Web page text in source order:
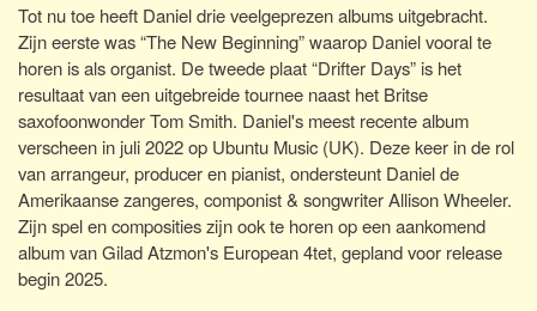
Tot nu toe heeft Daniel drie veelgeprezen albums uitgebracht.
Zijn eerste was “The New Beginning” waarop Daniel vooral te
horen is als organist. De tweede plaat “Drifter Days” is het
resultaat van een uitgebreide tournee naast het Britse
saxofoonwonder Tom Smith. Daniel's meest recente album
verscheen in juli 2022 op Ubuntu Music (UK). Deze keer in de rol
van arrangeur, producer en pianist, ondersteunt Daniel de
Amerikaanse zangeres, componist & songwriter Allison Wheeler.
Zijn spel en composities zijn ook te horen op een aankomend
album van Gilad Atzmon's European 4tet, gepland voor release
begin 2025.